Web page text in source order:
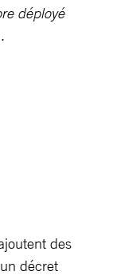
déployé
des
décret